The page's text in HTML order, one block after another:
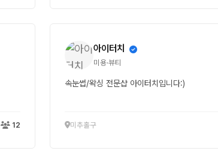
12
아이터치
미용·뷰티
속눈썹/왁싱 전문샵 아이터치입니다:)
미추홀구